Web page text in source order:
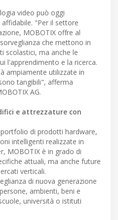
video può oggi
"Per il settore
MOBOTIX offre al
che mettono in
scolastici, ma anche le
l'apprendimento e la ricerca.
ampiamente utilizzate in
tangibili", afferma
AG.
e attrezzature con
di prodotti hardware,
intelligenti realizzate in
MOBOTIX è in grado di
attuali, ma anche future
verticali.
di nuova generazione
ambienti, beni e
università o istituti